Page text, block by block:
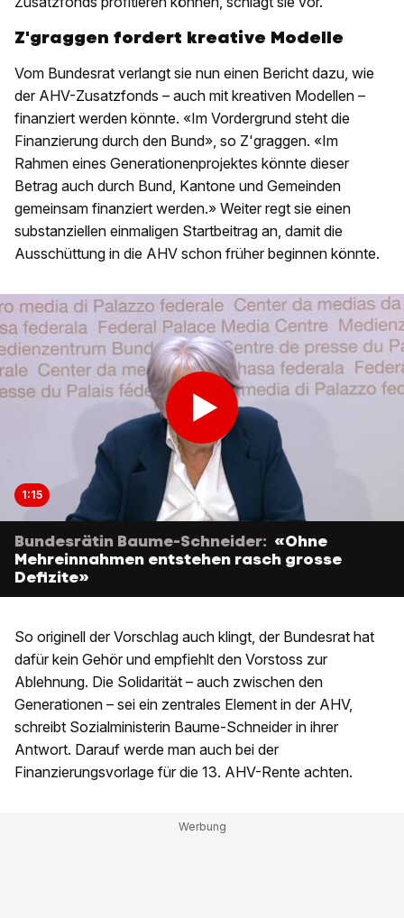
Z'graggen fordert kreative Modelle
Vom Bundesrat verlangt sie nun einen Bericht dazu, wie
der AHV-Zusatzfonds – auch mit kreativen Modellen –
finanziert werden könnte. «Im Vordergrund steht die
Finanzierung durch den Bund», so Z'graggen. «Im
Rahmen eines Generationenprojektes könnte dieser
Betrag auch durch Bund, Kantone und Gemeinden
gemeinsam finanziert werden.» Weiter regt sie einen
substanziellen einmaligen Startbeitrag an, damit die
Ausschüttung in die AHV schon früher beginnen könnte.
1:15
Bundesrätin Baume-Schneider: «Ohne
Mehreinnahmen entstehen rasch grosse
Defizite»
So originell der Vorschlag auch klingt, der Bundesrat hat
dafür kein Gehör und empfiehlt den Vorstoss zur
Ablehnung. Die Solidarität – auch zwischen den
Generationen – sei ein zentrales Element in der AHV,
schreibt Sozialministerin Baume-Schneider in ihrer
Antwort. Darauf werde man auch bei der
Finanzierungsvorlage für die 13. AHV-Rente achten.